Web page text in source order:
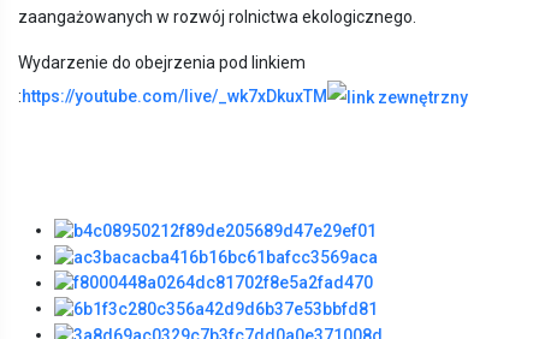
zaangażowanych w rozwój rolnictwa ekologicznego.
Wydarzenie do obejrzenia pod linkiem
:https://youtube.com/live/_wk7xDkuxTM